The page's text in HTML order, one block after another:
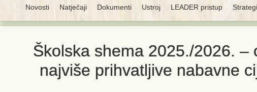
Novosti Natječaji Dokumenti Ustroj LEADER pristup
Školska shema 2025./2026.
najviše prihvatljive nabavne